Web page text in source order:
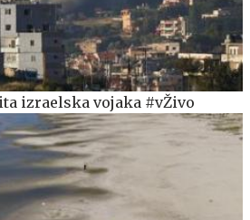
izraelska vojaka #vŽivo